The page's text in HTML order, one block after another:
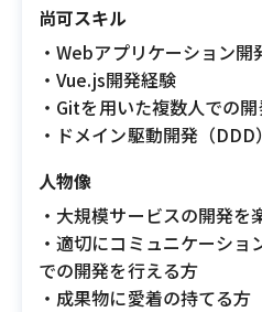
尚可スキル
・Webアプリケーション開
・Vue.js開発経験
・Gitを用いた複数人での
・ドメイン駆動開発（
人物像
・大規模サービスの開発を
・適切にコミュニケーシ
での開発を行える方
・成果物に愛着の持てる方